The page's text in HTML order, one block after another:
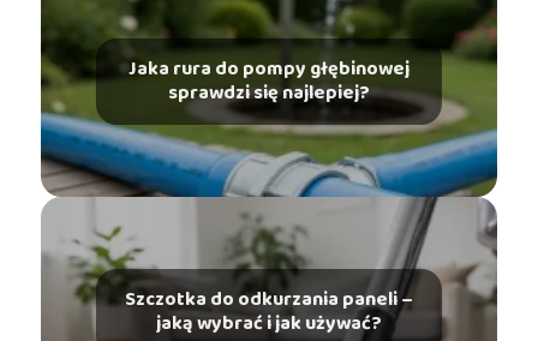
Jaka rura do pompy głębinowej
sprawdzi się najlepiej?
Szczotka do odkurzania paneli –
jaką wybrać i jak używać?